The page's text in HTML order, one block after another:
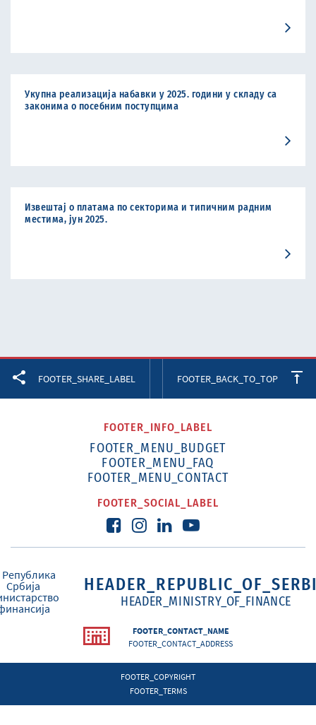
Укупна реализација набавки у 2025. години у складу са
законима о посебним поступцима
Извештај о платама по секторима и типичним радним
местима, јун 2025.
FOOTER_SHARE_LABEL FOOTER_BACK_TO_TOP
FOOTER_INFO_LABEL
FOOTER_MENU_BUDGET
FOOTER_MENU_FAQ
FOOTER_MENU_CONTACT
FOOTER_SOCIAL_LABEL
HEADER_MINISTRY_OF_FINANCE
FOOTER_CONTACT_NAME
FOOTER_CONTACT_ADDRESS
FOOTER_COPYRIGHT
FOOTER_TERMS